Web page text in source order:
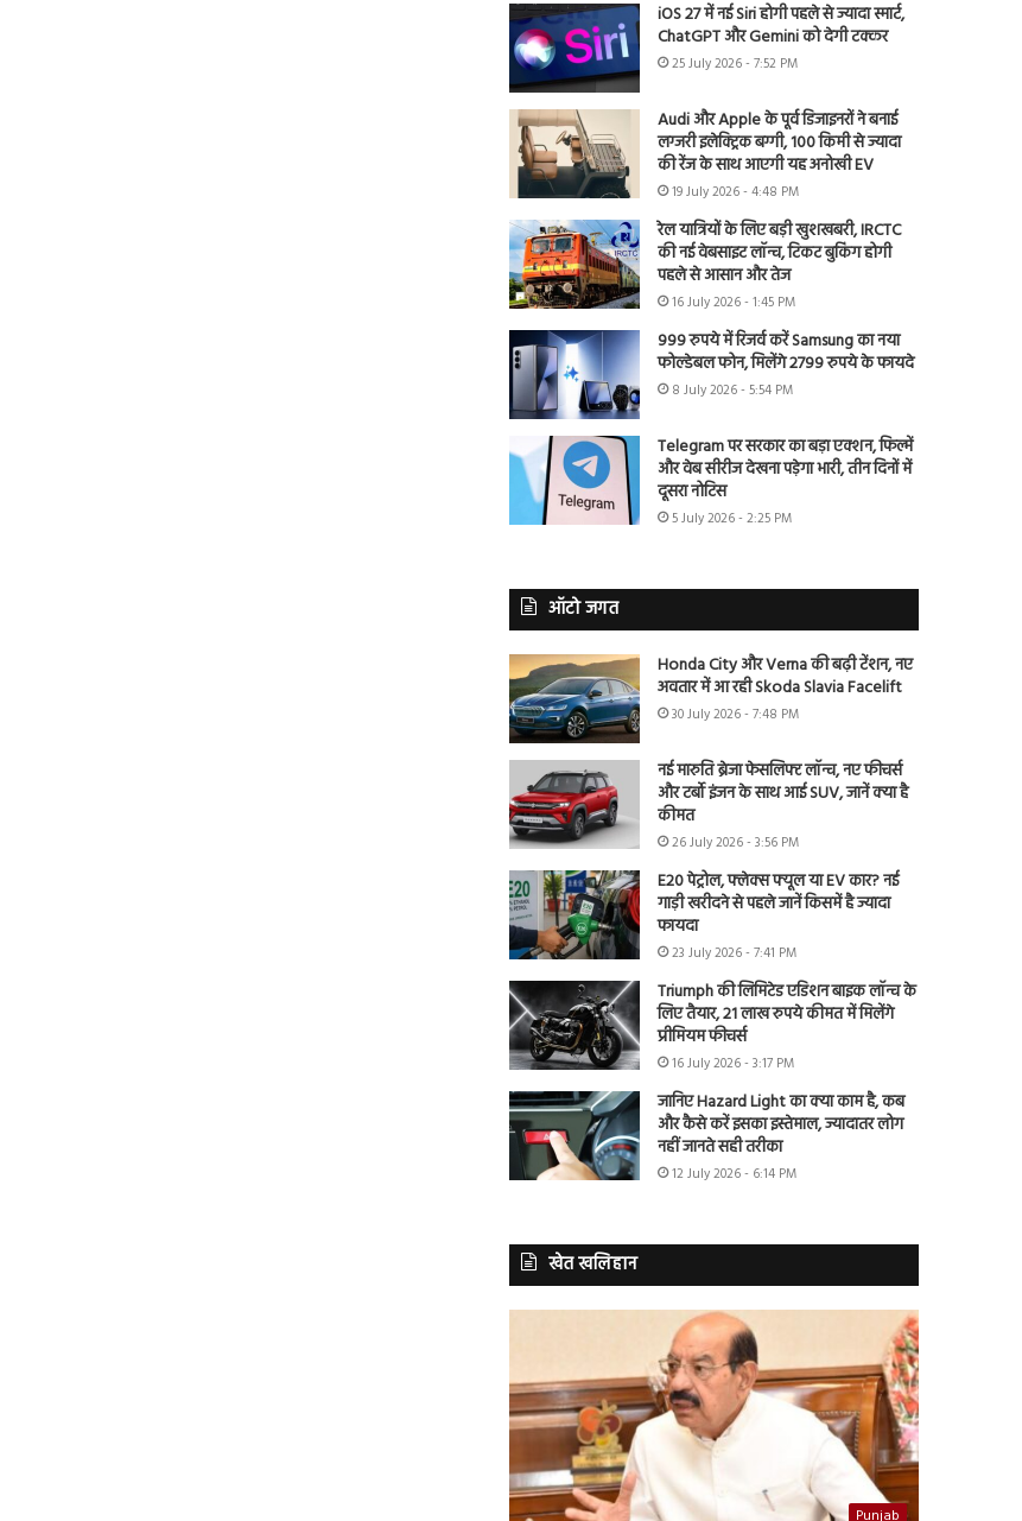
iOS 27 में नई Siri होगी पहले से ज्यादा स्मार्ट,
ChatGPT और Gemini को देगी टक्कर
25 July 2026 - 7:52 PM
Audi और Apple के पूर्व डिजाइनरों ने बनाई
लग्जरी इलेक्ट्रिक बग्गी, 100 किमी से ज्यादा
की रेंज के साथ आएगी यह अनोखी EV
19 July 2026 - 4:48 PM
रेल यात्रियों के लिए बड़ी खुशखबरी, IRCTC
की नई वेबसाइट लॉन्च, टिकट बुकिंग होगी
पहले से आसान और तेज
16 July 2026 - 1:45 PM
999 रुपये में रिजर्व करें Samsung का नया
फोल्डेबल फोन, मिलेंगे 2799 रुपये के फायदे
8 July 2026 - 5:54 PM
Telegram पर सरकार का बड़ा एक्शन, फिल्में
और वेब सीरीज देखना पड़ेगा भारी, तीन दिनों में
दूसरा नोटिस
5 July 2026 - 2:25 PM
ऑटो जगत
Honda City और Verna की बढ़ी टेंशन, नए
अवतार में आ रही Skoda Slavia Facelift
30 July 2026 - 7:48 PM
नई मारुति ब्रेजा फेसलिफ्ट लॉन्च, नए फीचर्स
और टर्बो इंजन के साथ आई SUV, जानें क्या है
कीमत
26 July 2026 - 3:56 PM
E20 पेट्रोल, फ्लेक्स फ्यूल या EV कार? नई
गाड़ी खरीदने से पहले जानें किसमें है ज्यादा
फायदा
23 July 2026 - 7:41 PM
Triumph की लिमिटेड एडिशन बाइक लॉन्च के
लिए तैयार, 21 लाख रुपये कीमत में मिलेंगे
प्रीमियम फीचर्स
16 July 2026 - 3:17 PM
जानिए Hazard Light का क्या काम है, कब
और कैसे करें इसका इस्तेमाल, ज्यादातर लोग
नहीं जानते सही तरीका
12 July 2026 - 6:14 PM
खेत खलिहान
Punjab